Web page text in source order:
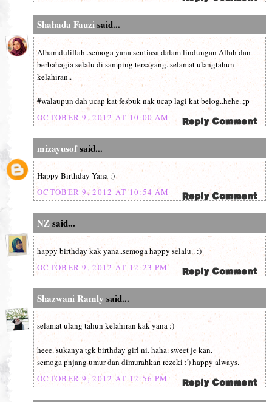
Shahada Fauzisaid...
Alhamdulillah..semoga yana sentiasa dalam lindungan Allah dan
berbahagia selalu di samping tersayang..selamat ulangtahun
kelahiran..
#walaupun dah ucap kat fesbuk nak ucap lagi kat belog..hehe..;p
OCTOBER 9, 2012 AT 10:00 AM
mizayusofsaid...
Happy Birthday Yana :)
OCTOBER 9, 2012 AT 10:54 AM
NZsaid...
happy birthday kak yana..semoga happy selalu.. :)
OCTOBER 9, 2012 AT 12:23 PM
Shazwani Ramly said...
selamat ulang tahun kelahiran kak yana :)
heee. sukanya tgk birthday girl ni. haha. sweet je kan.
semoga pnjang umur dan dimurahkan rezeki :') happy always.
OCTOBER 9, 2012 AT 12:56 PM